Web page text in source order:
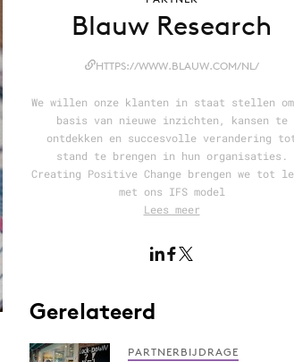
Blauw Research
HTTPS://WWW.BLAUW.COM/NL/
We willen onze klanten in staat stellen
basis van nieuwe inzichten, kansen te
ontdekken en succesvolle verandering
stand te brengen in hun organisaties.
Creating Positive Change brengen we tot
met ons IFS model
Lees meer
Gerelateerd
PARTNERBIJDRAGE